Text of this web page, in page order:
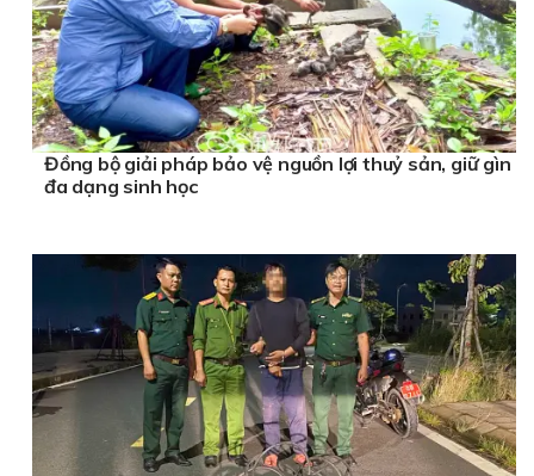
Đồng bộ giải pháp bảo vệ nguồn lợi thuỷ sản, giữ gìn
đa dạng sinh học